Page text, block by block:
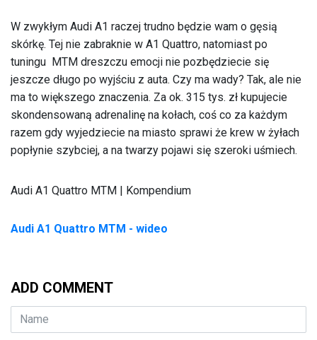
W zwykłym Audi A1 raczej trudno będzie wam o gęsią
skórkę. Tej nie zabraknie w A1 Quattro, natomiast po
tuningu MTM dreszczu emocji nie pozbędziecie się
jeszcze długo po wyjściu z auta. Czy ma wady? Tak, ale nie
ma to większego znaczenia. Za ok. 315 tys. zł kupujecie
skondensowaną adrenalinę na kołach, coś co za każdym
razem gdy wyjedziecie na miasto sprawi że krew w żyłach
popłynie szybciej, a na twarzy pojawi się szeroki uśmiech.
Audi A1 Quattro MTM | Kompendium
Audi A1 Quattro MTM - wideo
ADD COMMENT